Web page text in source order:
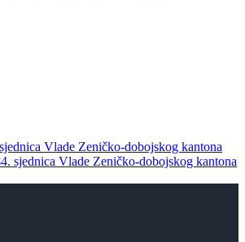
Vlade Zeničko-dobojskog kantona
sjednica Vlade Zeničko-dobojskog kantona